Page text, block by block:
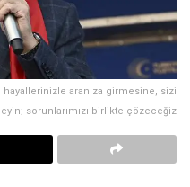
aranıza girmesine, sizi
sorunlarımızı birlikte çözeceğiz